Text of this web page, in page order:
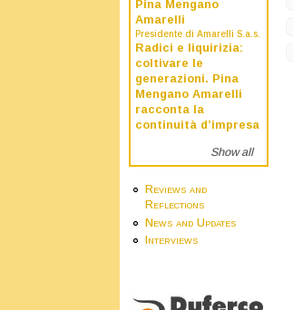
Pina Mengano
Amarelli
Presidente di Amarelli S.a.s.
Radici e liquirizia:
coltivare le
generazioni. Pina
Mengano Amarelli
racconta la
continuità d’impresa
Show all
Reviews and
Reflections
News and Updates
Interviews